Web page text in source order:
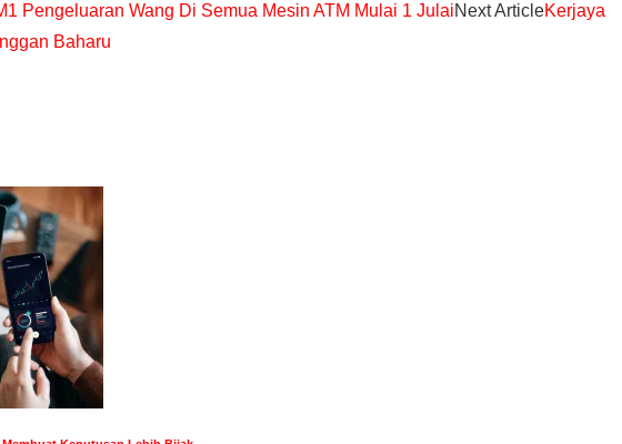
Pengeluaran Wang Di Semua Mesin ATM Mulai 1 JulaiNext ArticleKerjaya
Baharu